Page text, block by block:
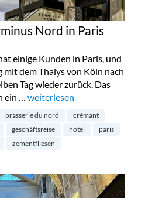
Nord in Paris
einige Kunden in Paris, und
dem Thalys von Köln nach
Tag wieder zurück. Das
ein … „25hours Hotel Terminus
weiterlesen
brasserie du nord
crémant
geschäftsreise hotel
paris
zementfliesen